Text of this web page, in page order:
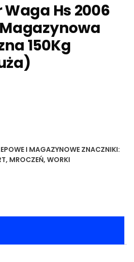
Hs 2006
150Kg
I MAGAZYNOWE ZNACZNIKI:
, MROCZEŃ, WORKI